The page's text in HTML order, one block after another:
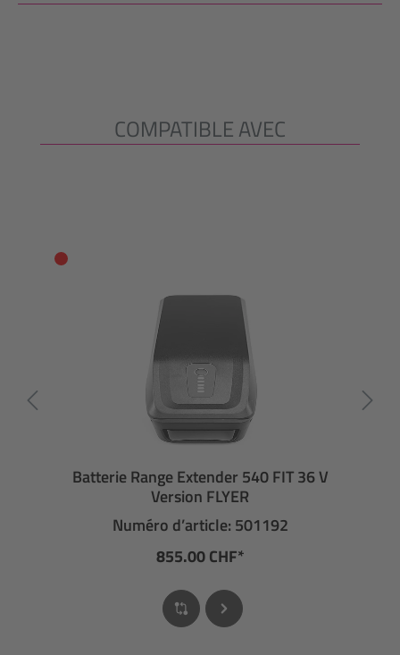
Ignorer la galerie de produits
COMPATIBLE AVEC
Batterie Range Extender 540 FIT 36 V
Version FLYER
Numéro d’article: 501192
855.00 CHF*